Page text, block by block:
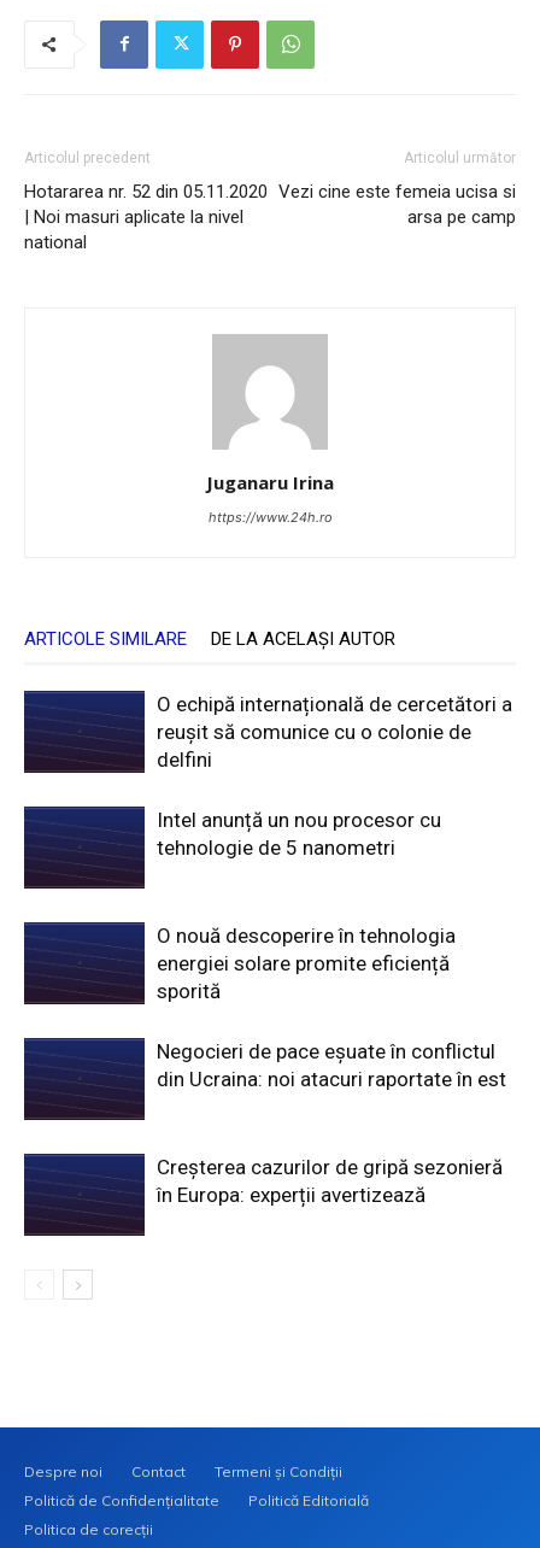
Articolul precedent
Hotararea nr. 52 din 05.11.2020
| Noi masuri aplicate la nivel
national
Articolul următor
Vezi cine este femeia ucisa si
arsa pe camp
Juganaru Irina
https://www.24h.ro
ARTICOLE SIMILARE DE LA ACELAȘI AUTOR
O echipă internațională de cercetători a
reușit să comunice cu o colonie de
delfini
Intel anunță un nou procesor cu
tehnologie de 5 nanometri
O nouă descoperire în tehnologia
energiei solare promite eficiență
sporită
Negocieri de pace eșuate în conflictul
din Ucraina: noi atacuri raportate în est
Creșterea cazurilor de gripă sezonieră
în Europa: experții avertizează
Despre noi Contact
Termeni și Condiții
Politică de Confidențialitate
Politică Editorială
Politica de corecții